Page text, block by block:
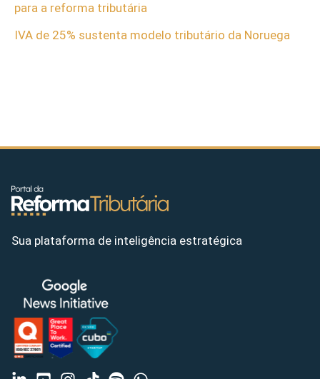
para a reforma tributária
IVA de 25% sustenta modelo tributário da Noruega
Sua plataforma de inteligência estratégica